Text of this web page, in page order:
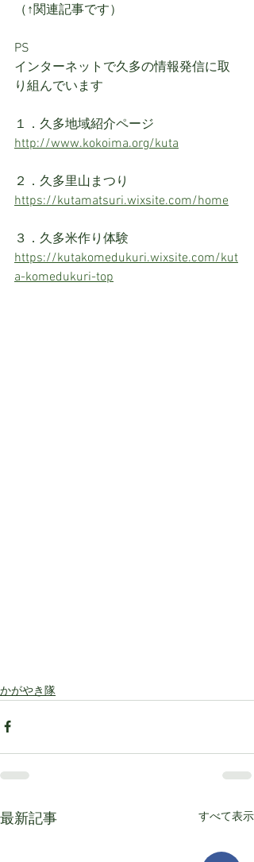
（↑関連記事です）
PS
インターネットで久多の情報発信に取
り組んでいます
１．久多地域紹介ページ
http://www.kokoima.org/kuta
２．久多里山まつり
https://kutamatsuri.wixsite.com/home
３．久多米作り体験
https://kutakomedukuri.wixsite.com/kut
a-komedukuri-top
かがやき隊
最新記事 すべて表示